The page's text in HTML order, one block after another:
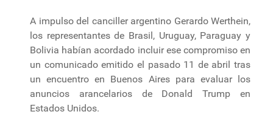
A impulso del canciller argentino Gerardo Werthein,
los representantes de Brasil, Uruguay, Paraguay y
Bolivia habían acordado incluir ese compromiso en
un comunicado emitido el pasado 11 de abril tras
un encuentro en Buenos Aires para evaluar los
anuncios arancelarios de Donald Trump en
Estados Unidos.